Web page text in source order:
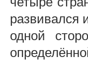
развивался
одной